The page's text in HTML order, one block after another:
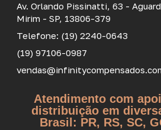
Av. Orlando Pissinatti, 63 -
Mirim - SP, 13806-379
Telefone: (19) 2240-0643
(19) 97106-0987
Atendimento com
distribuição em
Brasil: PR, RS, SC,